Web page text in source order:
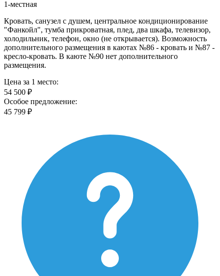
1-местная
Кровать, санузел с душем, центральное кондиционирование
"Фанкойл", тумба прикроватная, плед, два шкафа, телевизор,
холодильник, телефон, окно (не открывается). Возможность
дополнительного размещения в каютах №86 - кровать и №87 -
кресло-кровать. В каюте №90 нет дополнительного
размещения.
Цена за 1 место:
54 500 ₽
Особое предложение:
45 799 ₽